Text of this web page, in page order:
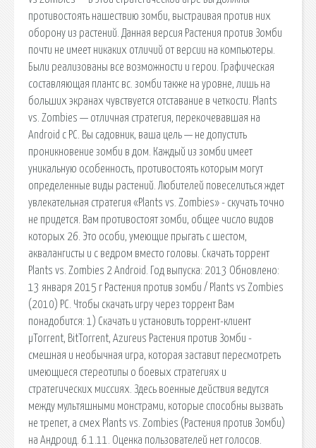
противостоять нашествию зомби, выстраивая против них
оборону из растений. Данная версия Растения против Зомби
почти не имеет никаких отличий от версии на компьютеры.
Были реализованы все возможности и герои. Графическая
составляющая плантс вс. зомби также на уровне, лишь на
больших экранах чувствуется отставание в четкости. Plants
vs. Zombies — отличная стратегия, перекочевавшая на
Android с PC. Вы садовник, ваша цель — не допустить
проникновение зомби в дом. Каждый из зомби имеет
уникальную особенность, противостоять которым могут
определенные виды растений. Любителей повеселиться ждет
увлекательная стратегия «Plants vs. Zombies» - скучать точно
не придется. Вам противостоят зомби, общее число видов
которых 26. Это особи, умеющие прыгать с шестом,
аквалангисты и с ведром вместо головы. Скачать торрент
Plants vs. Zombies 2 Android. Год выпуска: 2013 Обновлено:
13 января 2015 г Растения против зомби / Plants vs Zombies
(2010) PC. Чтобы скачать игру через торрент Вам
понадобится: 1) Скачать и установить торрент-клиент
µTorrent, BitTorrent, Azureus Растения против Зомби -
смешная и необычная игра, которая заставит пересмотреть
имеющиеся стереотипы о боевых стратегиях и
стратегических миссиях. Здесь военные действия ведутся
между мультяшными монстрами, которые способны вызвать
не трепет, а смех Plants vs. Zombies (Растения против Зомби)
на Андроид. 6.1.11. Оценка пользователей нет голосов.